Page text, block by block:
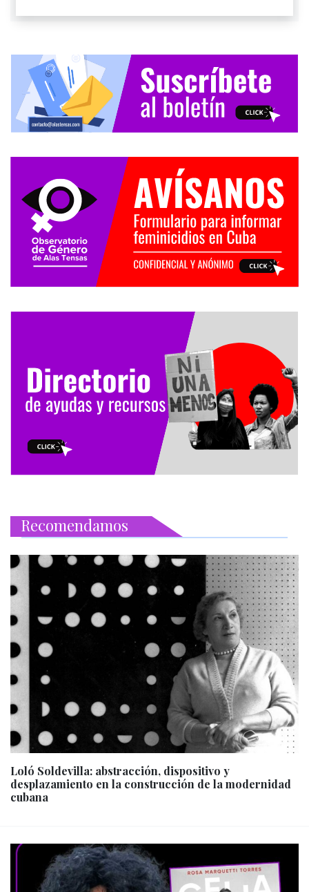
Recomendamos
Loló Soldevilla: abstracción, dispositivo y
desplazamiento en la construcción de la modernidad
cubana